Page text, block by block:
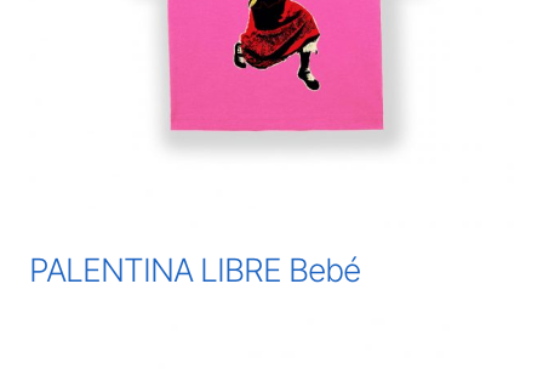
PALENTINA LIBRE Bebé